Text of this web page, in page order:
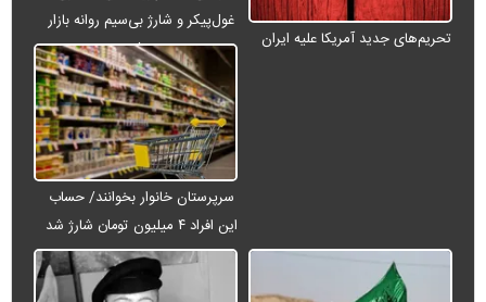
تحریم‌های جدید آمریکا علیه ایران
غول‌پیکر و شارژ بی‌سیم روانه بازار
می‌شود
سرپرستان خانوار بخوانند/ حساب
این افراد ۴ میلیون تومان شارژ شد